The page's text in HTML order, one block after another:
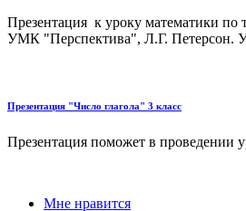
Презентация к уроку математики по
УМК "Перспектива", Л.Г. Петерсон.
Презентация "Число глагола" 3 класс
Презентация поможет в проведении
Мне нравится